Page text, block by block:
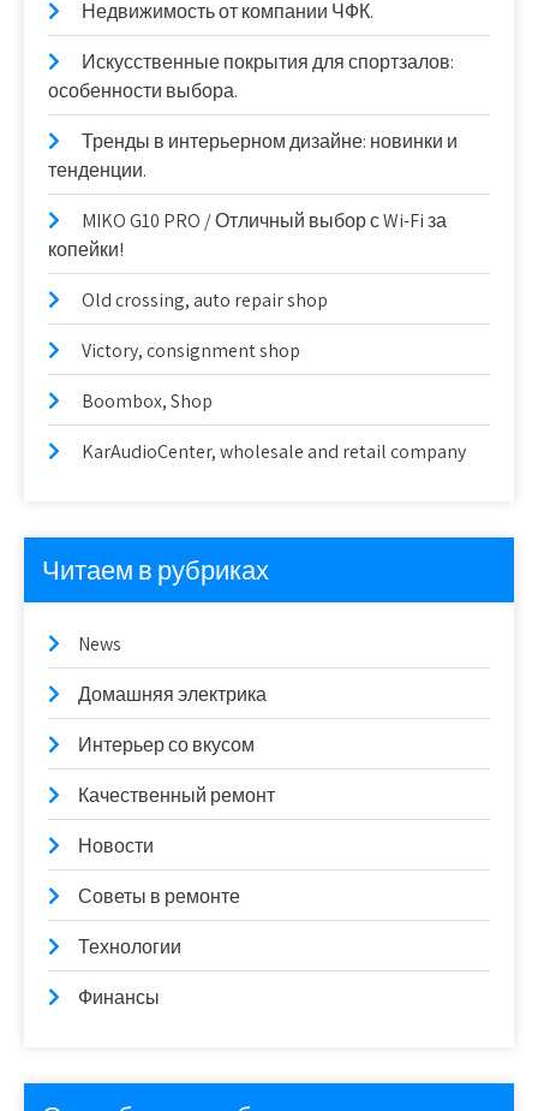
Недвижимость от компании ЧФК.
Искусственные покрытия для спортзалов:
особенности выбора.
Тренды в интерьерном дизайне: новинки и
тенденции.
MIKO G10 PRO / Отличный выбор с Wi-Fi за
копейки!
Old crossing, auto repair shop
Victory, consignment shop
Boombox, Shop
KarAudioCenter, wholesale and retail company
Читаем в рубриках
News
Домашняя электрика
Интерьер со вкусом
Качественный ремонт
Новости
Советы в ремонте
Технологии
Финансы